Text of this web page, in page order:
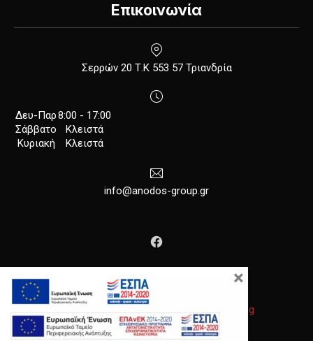
Επικοινωνία
Σερρών 20 Τ.Κ 553 57 ΤριανδρίαNew Window
Δευ-Παρ8:00 - 17:00
Σάββατο
Κλειστά
Κυριακή
Κλειστά
info@anodos-group.gr
Copyright © 2026
Κατασκευή Ιστοσελίδων
Gama Advertising
Θέμα WordPress απόFORQYΝέο παράθυρο
New Window
×